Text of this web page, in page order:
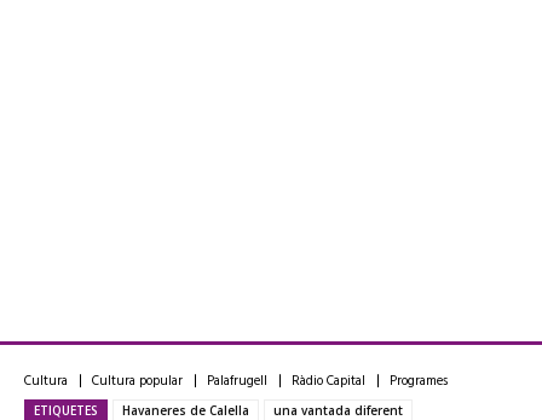
Cultura Cultura popular Palafrugell Ràdio Capital Programes
ETIQUETES Havaneres de Calella una vantada diferent